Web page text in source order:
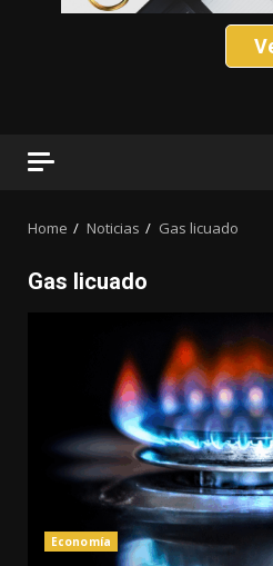
Home Noticias Gas licuado
Gas licuado
Economía